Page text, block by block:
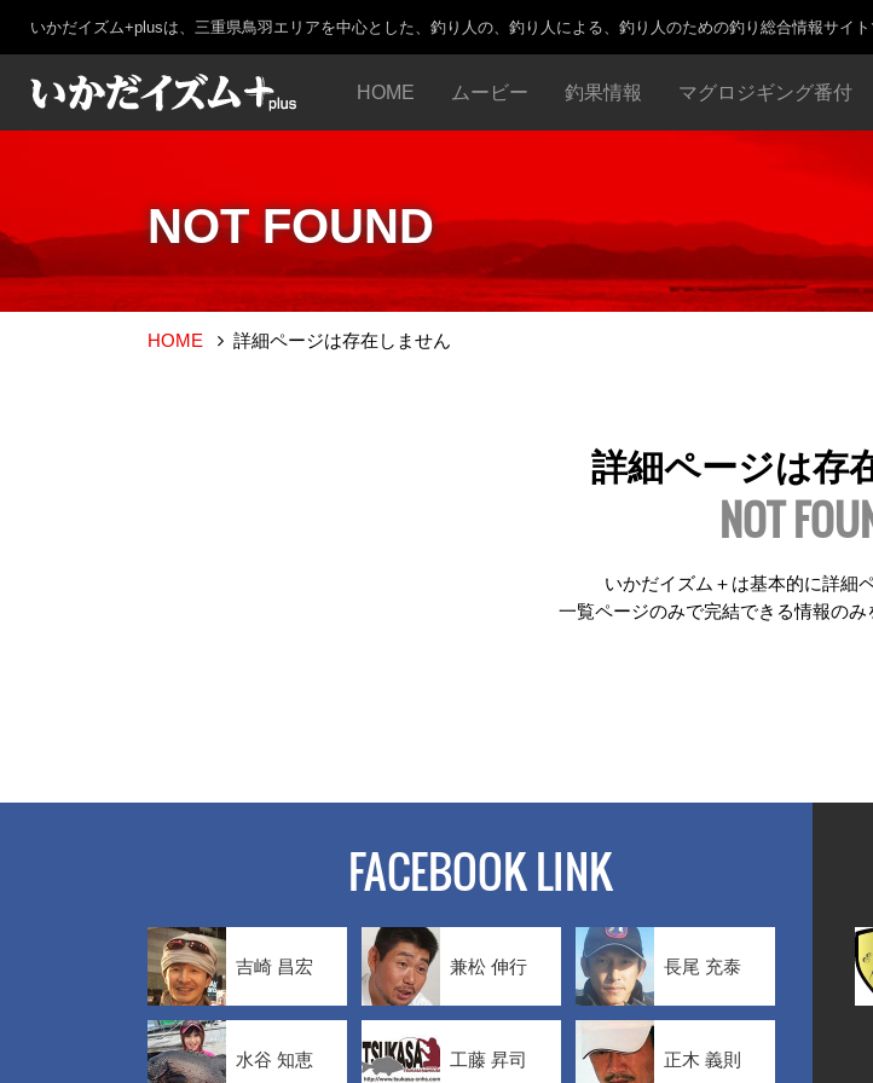
いかだイズム+plusは、三重県鳥羽エリアを中心とした、釣り人の、釣り人による、釣り人のための釣り総合情報サイト
HOME ムービー 釣果情報 マグロジギング番付
NOT FOUND
HOME 詳細ページは存在しません
詳細ページは存
NOT
いかだイズム＋は基本的に詳細
一覧ページのみで完結できる情報のみ
FACEBOOK LINK
吉崎 昌宏 兼松 伸行 長尾 充泰
水谷 知恵 工藤 昇司 正木 義則